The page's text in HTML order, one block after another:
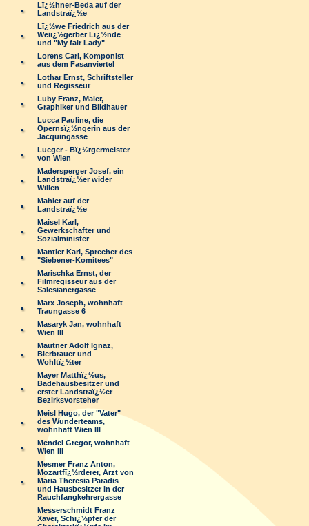
Lï¿½hner-Beda auf der
Landstraï¿½e
Lï¿½we Friedrich aus der
Weiï¿½gerber Lï¿½nde
und "My fair Lady"
Lorens Carl, Komponist
aus dem Fasanviertel
Lothar Ernst, Schriftsteller
und Regisseur
Luby Franz, Maler,
Graphiker und Bildhauer
Lucca Pauline, die
Opernsï¿½ngerin aus der
Jacquingasse
Lueger - Bï¿½rgermeister
von Wien
Madersperger Josef, ein
Landstraï¿½er wider
Willen
Mahler auf der
Landstraï¿½e
Maisel Karl,
Gewerkschafter und
Sozialminister
Mantler Karl, Sprecher des
"Siebener-Komitees"
Marischka Ernst, der
Filmregisseur aus der
Salesianergasse
Marx Joseph, wohnhaft
Traungasse 6
Masaryk Jan, wohnhaft
Wien III
Mautner Adolf Ignaz,
Bierbrauer und
Wohltï¿½ter
Mayer Matthï¿½us,
Badehausbesitzer und
erster Landstraï¿½er
Bezirksvorsteher
Meisl Hugo, der "Vater"
des Wunderteams,
wohnhaft Wien III
Mendel Gregor, wohnhaft
Wien III
Mesmer Franz Anton,
Mozartfï¿½rderer, Arzt von
Maria Theresia Paradis
und Hausbesitzer in der
Rauchfangkehrergasse
Messerschmidt Franz
Xaver, Schï¿½pfer der